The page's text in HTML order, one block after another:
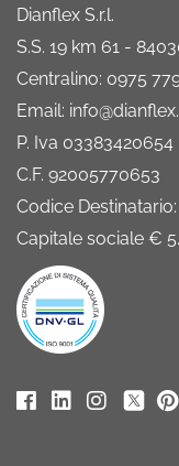
Dianflex S.r.l.
S.S. 19 km 61 -
Centralino: 0975
Email:
P. Iva 03383420654
C.F. 92005770653
Codice
Capitale sociale €